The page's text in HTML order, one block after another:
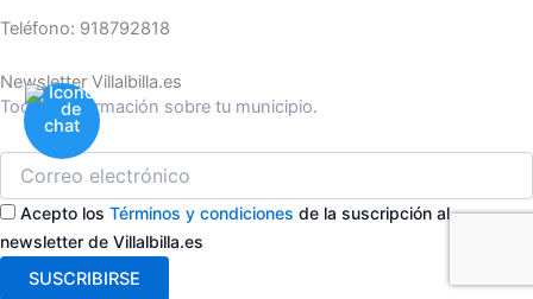
Teléfono: 918792818
Newsletter Villalbilla.es
Toda la información sobre tu municipio.
Acepto los Términos y condiciones de la suscripción al
newsletter de Villalbilla.es
SUSCRIBIRSE